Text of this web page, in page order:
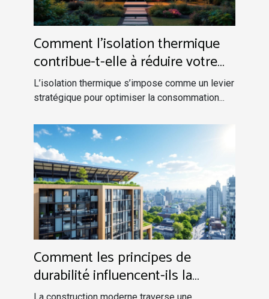
Comment l'isolation thermique
contribue-t-elle à réduire votre
facture énergétique ?
L’isolation thermique s’impose comme un levier
stratégique pour optimiser la consommation...
Comment les principes de
durabilité influencent-ils la
construction moderne ?